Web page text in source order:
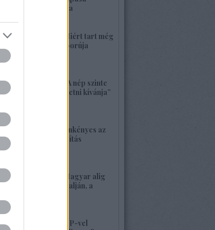
ukrajnai célpontokra
1419. BEKIÁLTÁS: Miért tart még
sokáig a Nyugat háborúja
Moszkvával?
2026. május 23. 17:35
1418. BEKIÁLTÁS: „A nép szinte
bárkit követ, aki vezetni kívánja”
1417. BEKIÁLTÁS: Önkényes az
alaptörvény-módosítás
2026. május 21. 12:45
1416. BEKIÁLTÁS: Magyar alig
volt, alig van Kárpátalján, a
2026. május 17. 22:04
1415. BEKIÁLTÁS: MP-vel